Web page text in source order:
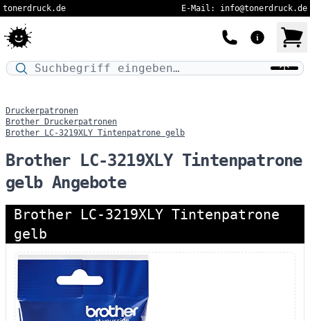
tonerdruck.de E-Mail: info@tonerdruck.de
Druckermodell oder Produktnamen eingeben…
Druckerpatronen
Brother Druckerpatronen
Brother LC-3219XLY Tintenpatrone gelb
Brother LC-3219XLY Tintenpatrone
gelb Angebote
Brother LC-3219XLY Tintenpatrone
gelb